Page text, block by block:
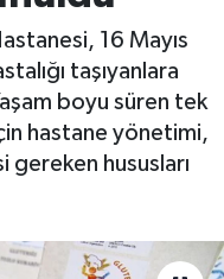
16 Mayıs
taşıyanlara
boyu süren tek
hastane yönetimi,
hususları